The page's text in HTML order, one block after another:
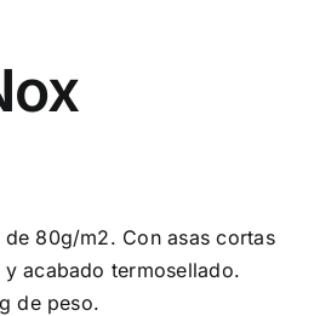
80g/m2. Con asas cortas
acabado termosellado.
de peso.